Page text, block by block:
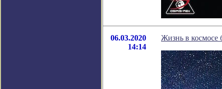
06.03.2020
14:14
Жизнь в космосе